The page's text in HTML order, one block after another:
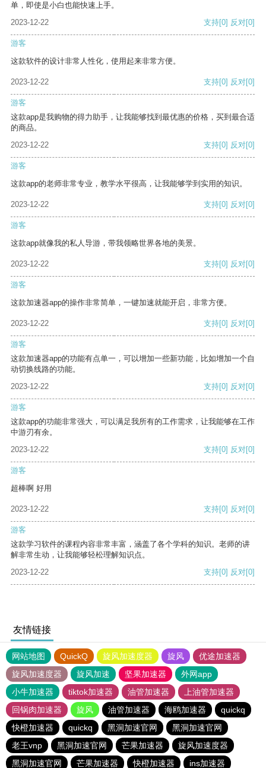
单，即使是小白也能快速上手。
2023-12-22
支持[0] 反对[0]
游客
这款软件的设计非常人性化，使用起来非常方便。
2023-12-22 支持[0] 反对[0]
游客
这款app是我购物的得力助手，让我能够找到最优惠的价格，买到最合适
的商品。
2023-12-22
支持[0] 反对[0]
游客
这款app的老师非常专业，教学水平很高，让我能够学到实用的知识。
2023-12-22 支持[0] 反对[0]
游客
这款app就像我的私人导游，带我领略世界各地的美景。
2023-12-22 支持[0] 反对[0]
游客
这款加速器app的操作非常简单，一键加速就能开启，非常方便。
2023-12-22 支持[0] 反对[0]
游客
这款加速器app的功能有点单一，可以增加一些新功能，比如增加一个自
动切换线路的功能。
2023-12-22
支持[0] 反对[0]
游客
这款app的功能非常强大，可以满足我所有的工作需求，让我能够在工作
中游刃有余。
2023-12-22
支持[0] 反对[0]
游客
超棒啊 好用
2023-12-22 支持[0] 反对[0]
游客
这款学习软件的课程内容非常丰富，涵盖了各个学科的知识。老师的讲
解非常生动，让我能够轻松理解知识点。
2023-12-22
支持[0] 反对[0]
友情链接
网站地图 QuickQ 旋风加速度器 旋风
优途加速器
旋风加速度器
旋风加速 坚果加速器
外网app
小牛加速器
tiktok加速器 油管加速器
上油管加速器
回锅肉加速器
旋风 油管加速器 海鸥加速器
quickq
快橙加速器
quickq 黑洞加速官网
黑洞加速官网
老王vnp
黑洞加速官网 芒果加速器
旋风加速度器
黑洞加速官网
芒果加速器 快橙加速器 ins加速器